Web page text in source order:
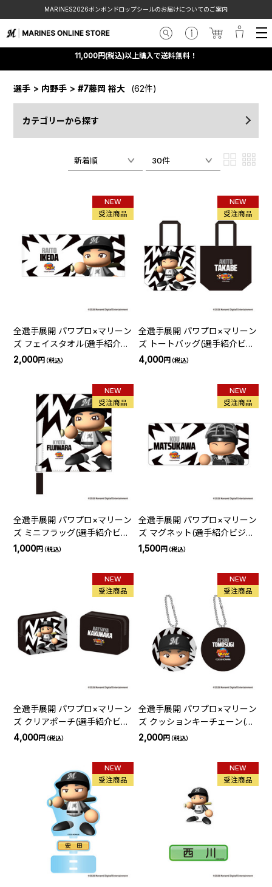
MARINES2026ボンボンドロップシールのお届けについてのご案内
11,000円(税込)以上購入で送料無料！
選手 > 内野手 >#7藤岡 裕大 (62件)
カテゴリーから探す
新着順 30件
NEW
受注商品
全選手展開 パワプロ×マリーン
ズ フェイスタオル(選手紹介ビ
ジョン)
2,000円（税込）
NEW
受注商品
全選手展開 パワプロ×マリーン
ズ トートバッグ(選手紹介ビジ
ョン)
4,000円（税込）
NEW
受注商品
全選手展開 パワプロ×マリーン
ズ ミニフラッグ(選手紹介ビジ
ョン)
1,000円（税込）
NEW
受注商品
全選手展開 パワプロ×マリーン
ズ マグネット(選手紹介ビジョ
ン)
1,500円（税込）
NEW
受注商品
全選手展開 パワプロ×マリーン
ズ クリアポーチ(選手紹介ビジ
ョン)
4,000円（税込）
NEW
受注商品
全選手展開 パワプロ×マリーン
ズ クッションキーチェーン(選
手紹介ビジョン)
2,000円（税込）
NEW
受注商品
NEW
受注商品